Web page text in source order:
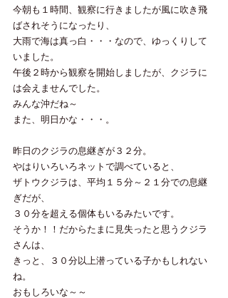
今朝も１時間、観察に行きましたが風に吹き飛
ばされそうになったり、
大雨で海は真っ白・・・なので、ゆっくりして
いました。
午後２時から観察を開始しましたが、クジラに
は会えませんでした。
みんな沖だね～
また、明日かな・・・。
昨日のクジラの息継ぎが３２分。
やはりいろいろネットで調べていると、
ザトウクジラは、平均１５分～２１分での息継
ぎだが、
３０分を超える個体もいるみたいです。
そうか！！だからたまに見失ったと思うクジラ
さんは、
きっと、３０分以上潜っている子かもしれない
ね。
おもしろいな～～